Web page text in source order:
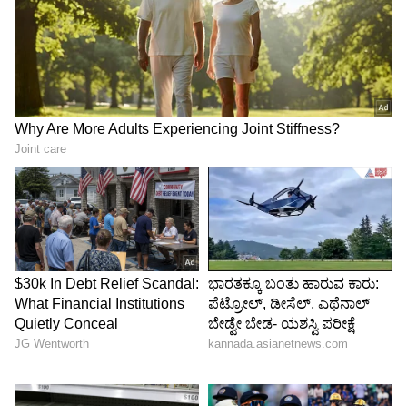
ಕಲಬುರಗಿ - 88.76
ಹಾಸನ - 88.75
ಹಾವೇರಿ - 89.90
ಕೊಡಗು - 90.10
ಕೊಪ್ಪಳ - 89.81
ಮಂಡ್ಯ - 88.97
ಮೈಸೂರು -88.65
ರಾಯಚೂರು -89.67
ರಾಮನಗರ - 89.23
ಶಿವಮೊಗ್ಗ -90.25